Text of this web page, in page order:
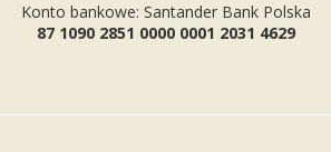
Konto bankowe: Santander Bank Polska
87 1090 2851 0000 0001 2031 4629